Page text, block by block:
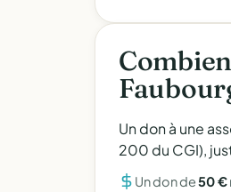
Un don à une
200 du CGI),
Un don de50 €